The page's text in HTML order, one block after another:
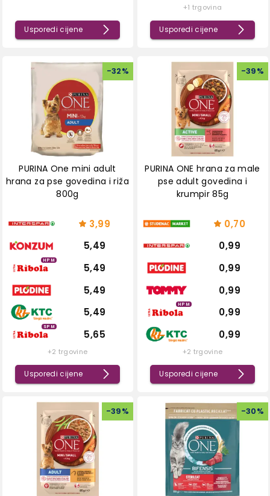
Usporedi cijene
+1 trgovina
Usporedi cijene
-32%
PURINA One mini adult
hrana za pse govedina i riža
800g
3,99
5,49
HPM
5,49
5,49
5,49
SPM
5,65
+2 trgovine
Usporedi cijene
-39%
PURINA ONE hrana za male
pse adult govedina i
krumpir 85g
0,70
0,99
0,99
0,99
HPM
0,99
0,99
+2 trgovine
Usporedi cijene
-39% -30%